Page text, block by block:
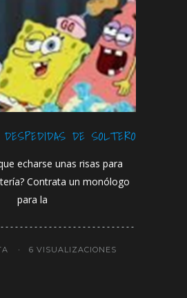
DESPEDIDAS DE SOLTERO
echarse unas risas para
Contrata un monólogo
para la
6 VISUALIZACIONES